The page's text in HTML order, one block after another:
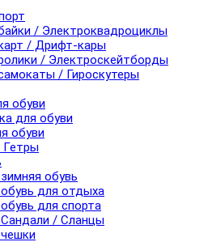
/ Электроквадроциклы
/ Дрифт-кары
/ Электроскейтборды
/ Гироскутеры
обуви
для обуви
обуви
обувь
для отдыха
для спорта
/ Сланцы